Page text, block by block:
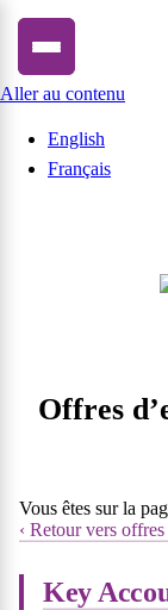
Aller au contenu
English
Français
Offres
Vous êtes sur la
‹ Retour vers
Key